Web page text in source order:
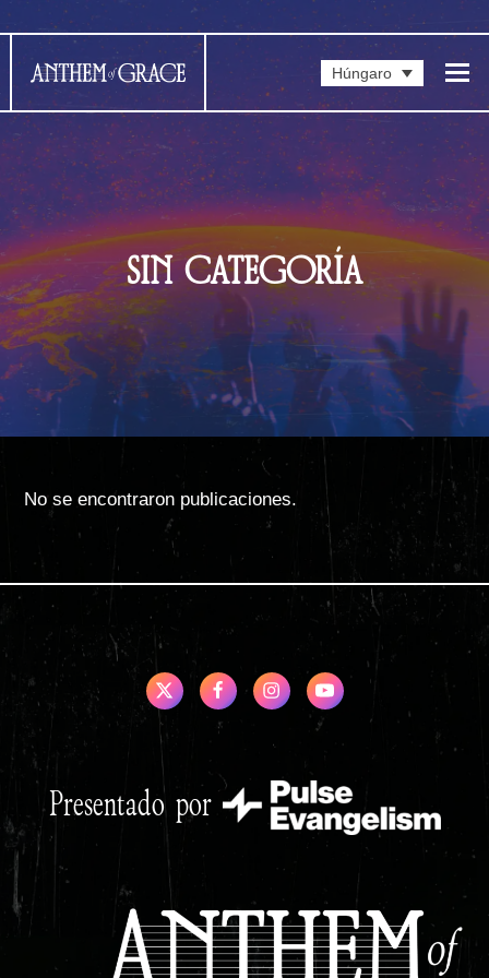
Húngaro
SIN CATEGORÍA
No se encontraron publicaciones.
Presentado por